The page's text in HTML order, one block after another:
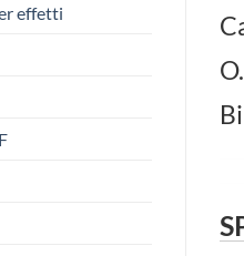
effetti